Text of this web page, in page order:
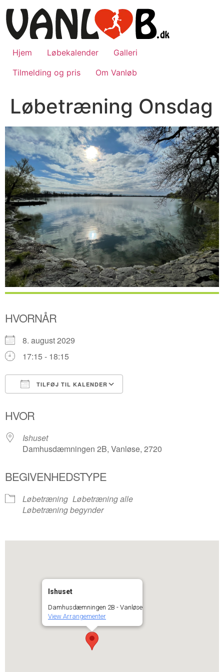
til
indhold
Hjem Løbekalender
Galleri
Tilmelding og pris
Om Vanløb
Løbetræning Onsdag
HVORNÅR
8. august 2029
17:15 - 18:15
TILFØJ TIL KALENDER
HVOR
Ishuset
Damhusdæmningen 2B, Vanløse, 2720
BEGIVENHEDSTYPE
Løbetræning Løbetræning alle
Løbetræning begynder
Ishuset
Damhusdæmningen 2B - Vanløse
View Arrangementer